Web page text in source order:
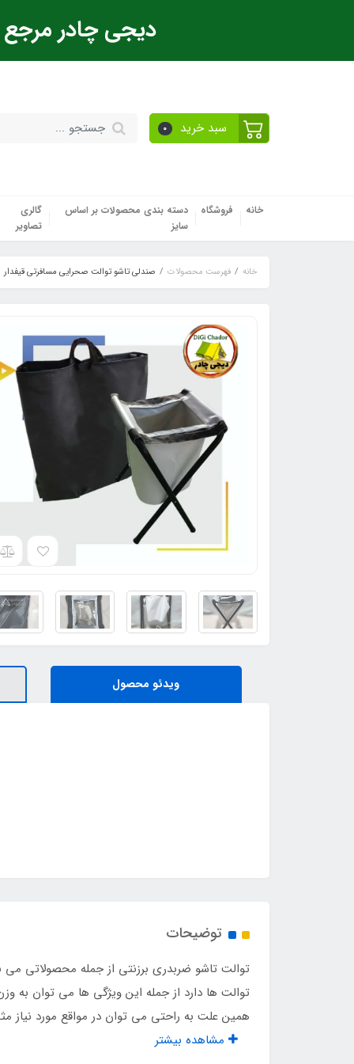
دیجی چادر مرجع
سبد خرید 0
خانه فروشگاه
دسته بندی محصولات بر اساس
سایز
گالری
تصاویر
خانه فهرست محصولات صندلی تاشو توالت صحرایی مسافرتی قیفدار
ویدئو محصول
توضیحات
توالت تاشو ضربدری برزنتی از جمله محصولاتی
توالت ها دارد از جمله این ویژگی ها می توان
همین علت به راحتی می توان در مواقع مورد نیاز
مشاهده بیشتر